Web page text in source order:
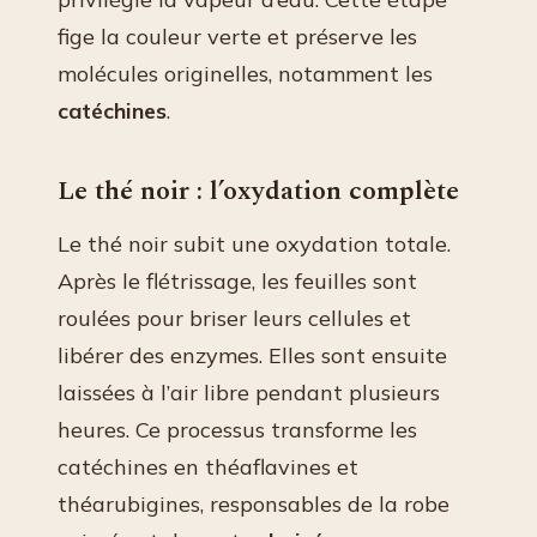
fige la couleur verte et préserve les
molécules originelles, notamment les
catéchines.
Le thé noir : l’oxydation complète
Le thé noir subit une oxydation totale.
Après le flétrissage, les feuilles sont
roulées pour briser leurs cellules et
libérer des enzymes. Elles sont ensuite
laissées à l’air libre pendant plusieurs
heures. Ce processus transforme les
catéchines en théaflavines et
théarubigines, responsables de la robe